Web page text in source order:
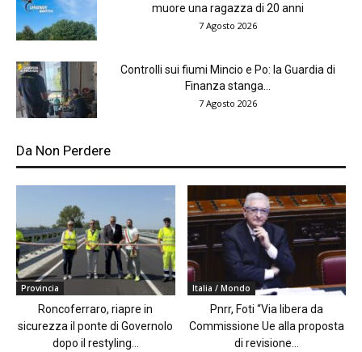
muore una ragazza di 20 anni
7 Agosto 2026
Controlli sui fiumi Mincio e Po: la Guardia di
Finanza stanga...
7 Agosto 2026
Da Non Perdere
Provincia
Roncoferraro, riapre in
sicurezza il ponte di Governolo
dopo il restyling...
Italia / Mondo
Pnrr, Foti “Via libera da
Commissione Ue alla proposta
di revisione...